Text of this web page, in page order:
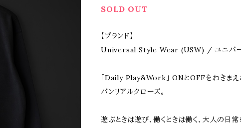
SOLD OUT
【ブランド】
Universal Style Wear (USW) / ユニバー
「Daily Play&Work」 ONとOFFをわきま
バンリアルクローズ。
遊ぶときは遊び、働くときは働く、大人の日